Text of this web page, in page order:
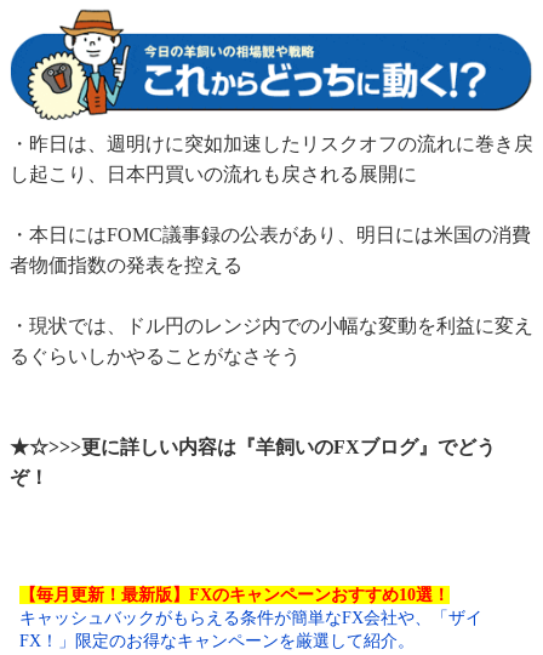
・昨日は、週明けに突如加速したリスクオフの流れに巻き戻
し起こり、日本円買いの流れも戻される展開に
・本日にはFOMC議事録の公表があり、明日には米国の消費
者物価指数の発表を控える
・現状では、ドル円のレンジ内での小幅な変動を利益に変え
るぐらいしかやることがなさそう
★☆>>>更に詳しい内容は『羊飼いのFXブログ』でどう
ぞ！
【毎月更新！最新版】FXのキャンペーンおすすめ10選！
キャッシュバックがもらえる条件が簡単なFX会社や、「ザイ
FX！」限定のお得なキャンペーンを厳選して紹介。